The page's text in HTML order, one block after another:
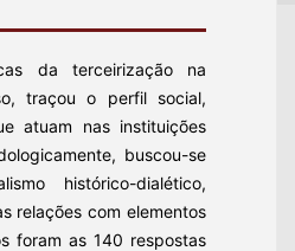
da terceirização na
traçou o perfil social,
atuam nas instituições
buscou-se
histórico-dialético,
relações com elementos
foram as 140 respostas